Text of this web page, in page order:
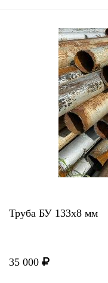
Труба БУ 133x8 мм
35 000